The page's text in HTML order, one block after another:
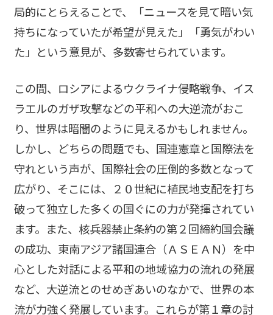
局的にとらえることで、「ニュースを見て暗い気
持ちになっていたが希望が見えた」「勇気がわい
た」という意見が、多数寄せられています。
この間、ロシアによるウクライナ侵略戦争、イス
ラエルのガザ攻撃などの平和への大逆流がおこ
り、世界は暗闇のように見えるかもしれません。
しかし、どちらの問題でも、国連憲章と国際法を
守れという声が、国際社会の圧倒的多数となって
広がり、そこには、２０世紀に植民地支配を打ち
破って独立した多くの国ぐにの力が発揮されてい
ます。また、核兵器禁止条約の第２回締約国会議
の成功、東南アジア諸国連合（ＡＳＥＡＮ）を中
心とした対話による平和の地域協力の流れの発展
など、大逆流とのせめぎあいのなかで、世界の本
流が力強く発展しています。これらが第１章の討